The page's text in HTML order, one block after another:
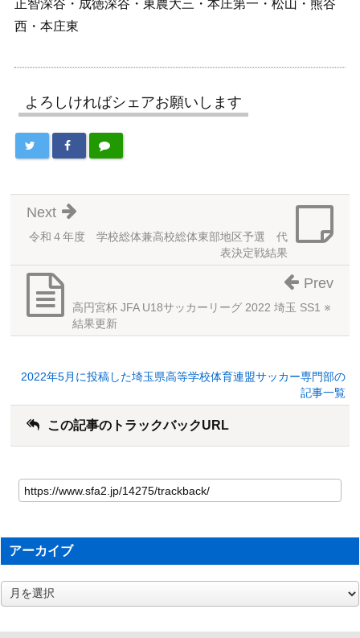
正智深谷・成徳深谷・東農大三・本庄第一・松山・熊谷
西・本庄東
よろしければシェアお願いします
令和４年度 学校総体兼高校総体東部地区予選 代
表決定戦結果
Next
高円宮杯 JFA U18サッカーリーグ 2022 埼玉 SS1 ※
結果更新
Prev
2022年5月に投稿した埼玉県高等学校体育連盟サッカー専門部の
記事一覧
この記事のトラックバックURL
アーカイブ
ア
ー